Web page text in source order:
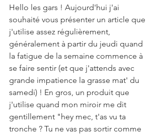
Hello les gars ! Aujourd'hui j'ai
souhaité vous présenter un article que
j'utilise assez régulièrement,
généralement à partir du jeudi quand
la fatigue de la semaine commence à
se faire sentir (et que j'attends avec
grande impatience la grasse mat' du
samedi) ! En gros, un produit que
j'utilise quand mon miroir me dit
gentillement "hey mec, t'as vu ta
tronche ? Tu ne vas pas sortir comme